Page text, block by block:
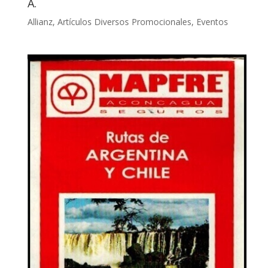
A.
Allianz, Artículos Diversos Promocionales, Eventos